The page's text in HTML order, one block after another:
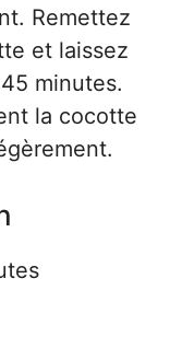
Remettez
et laissez
minutes.
la cocotte